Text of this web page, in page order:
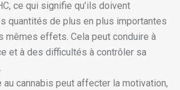
ce qui signifie qu’ils doivent
quantités de plus en plus importantes
mêmes effets. Cela peut conduire à
et à des difficultés à contrôler sa
au cannabis peut affecter la motivation,